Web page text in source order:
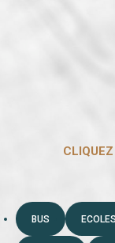
BUS ECOLES